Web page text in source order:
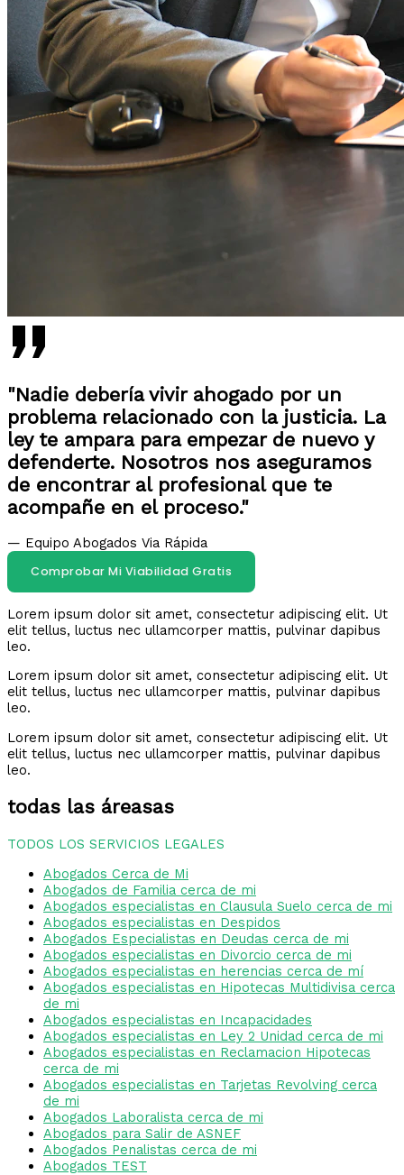
"Nadie debería vivir ahogado por un
problema relacionado con la justicia. La
ley te ampara para empezar de nuevo y
defenderte. Nosotros nos aseguramos
de encontrar al profesional que te
acompañe en el proceso."
— Equipo Abogados Via Rápida
Comprobar Mi Viabilidad Gratis
Lorem ipsum dolor sit amet, consectetur adipiscing elit. Ut
elit tellus, luctus nec ullamcorper mattis, pulvinar dapibus
leo.
Lorem ipsum dolor sit amet, consectetur adipiscing elit. Ut
elit tellus, luctus nec ullamcorper mattis, pulvinar dapibus
leo.
Lorem ipsum dolor sit amet, consectetur adipiscing elit. Ut
elit tellus, luctus nec ullamcorper mattis, pulvinar dapibus
leo.
todas las áreasas
TODOS LOS SERVICIOS LEGALES
Abogados Cerca de Mi
Abogados de Familia cerca de mi
Abogados especialistas en Clausula Suelo cerca de mi
Abogados especialistas en Despidos
Abogados Especialistas en Deudas cerca de mi
Abogados especialistas en Divorcio cerca de mi
Abogados especialistas en herencias cerca de mí
Abogados especialistas en Hipotecas Multidivisa cerca
de mi
Abogados especialistas en Incapacidades
Abogados especialistas en Ley 2 Unidad cerca de mi
Abogados especialistas en Reclamacion Hipotecas
cerca de mi
Abogados especialistas en Tarjetas Revolving cerca
de mi
Abogados Laboralista cerca de mi
Abogados para Salir de ASNEF
Abogados Penalistas cerca de mi
Abogados TEST